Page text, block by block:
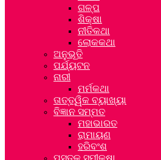
ଗଳ୍ପ
ଶିକ୍ଷା
ନୀତିକଥା
ଲୋକକଥା
ଅନୁଭୂତି
ପର୍ଯ୍ୟଟନ
ନାରୀ
ମର୍ମକଥା
ତାତ୍ତ୍ୱିକ ବ୍ୟାଖ୍ୟା
ବିଜ୍ଞାନ ସମ୍ମତ
ମହାଭାରତ
ରାମାୟଣ
ହରିବଂଶ
ପୁସ୍ତକ ସମୀକ୍ଷା